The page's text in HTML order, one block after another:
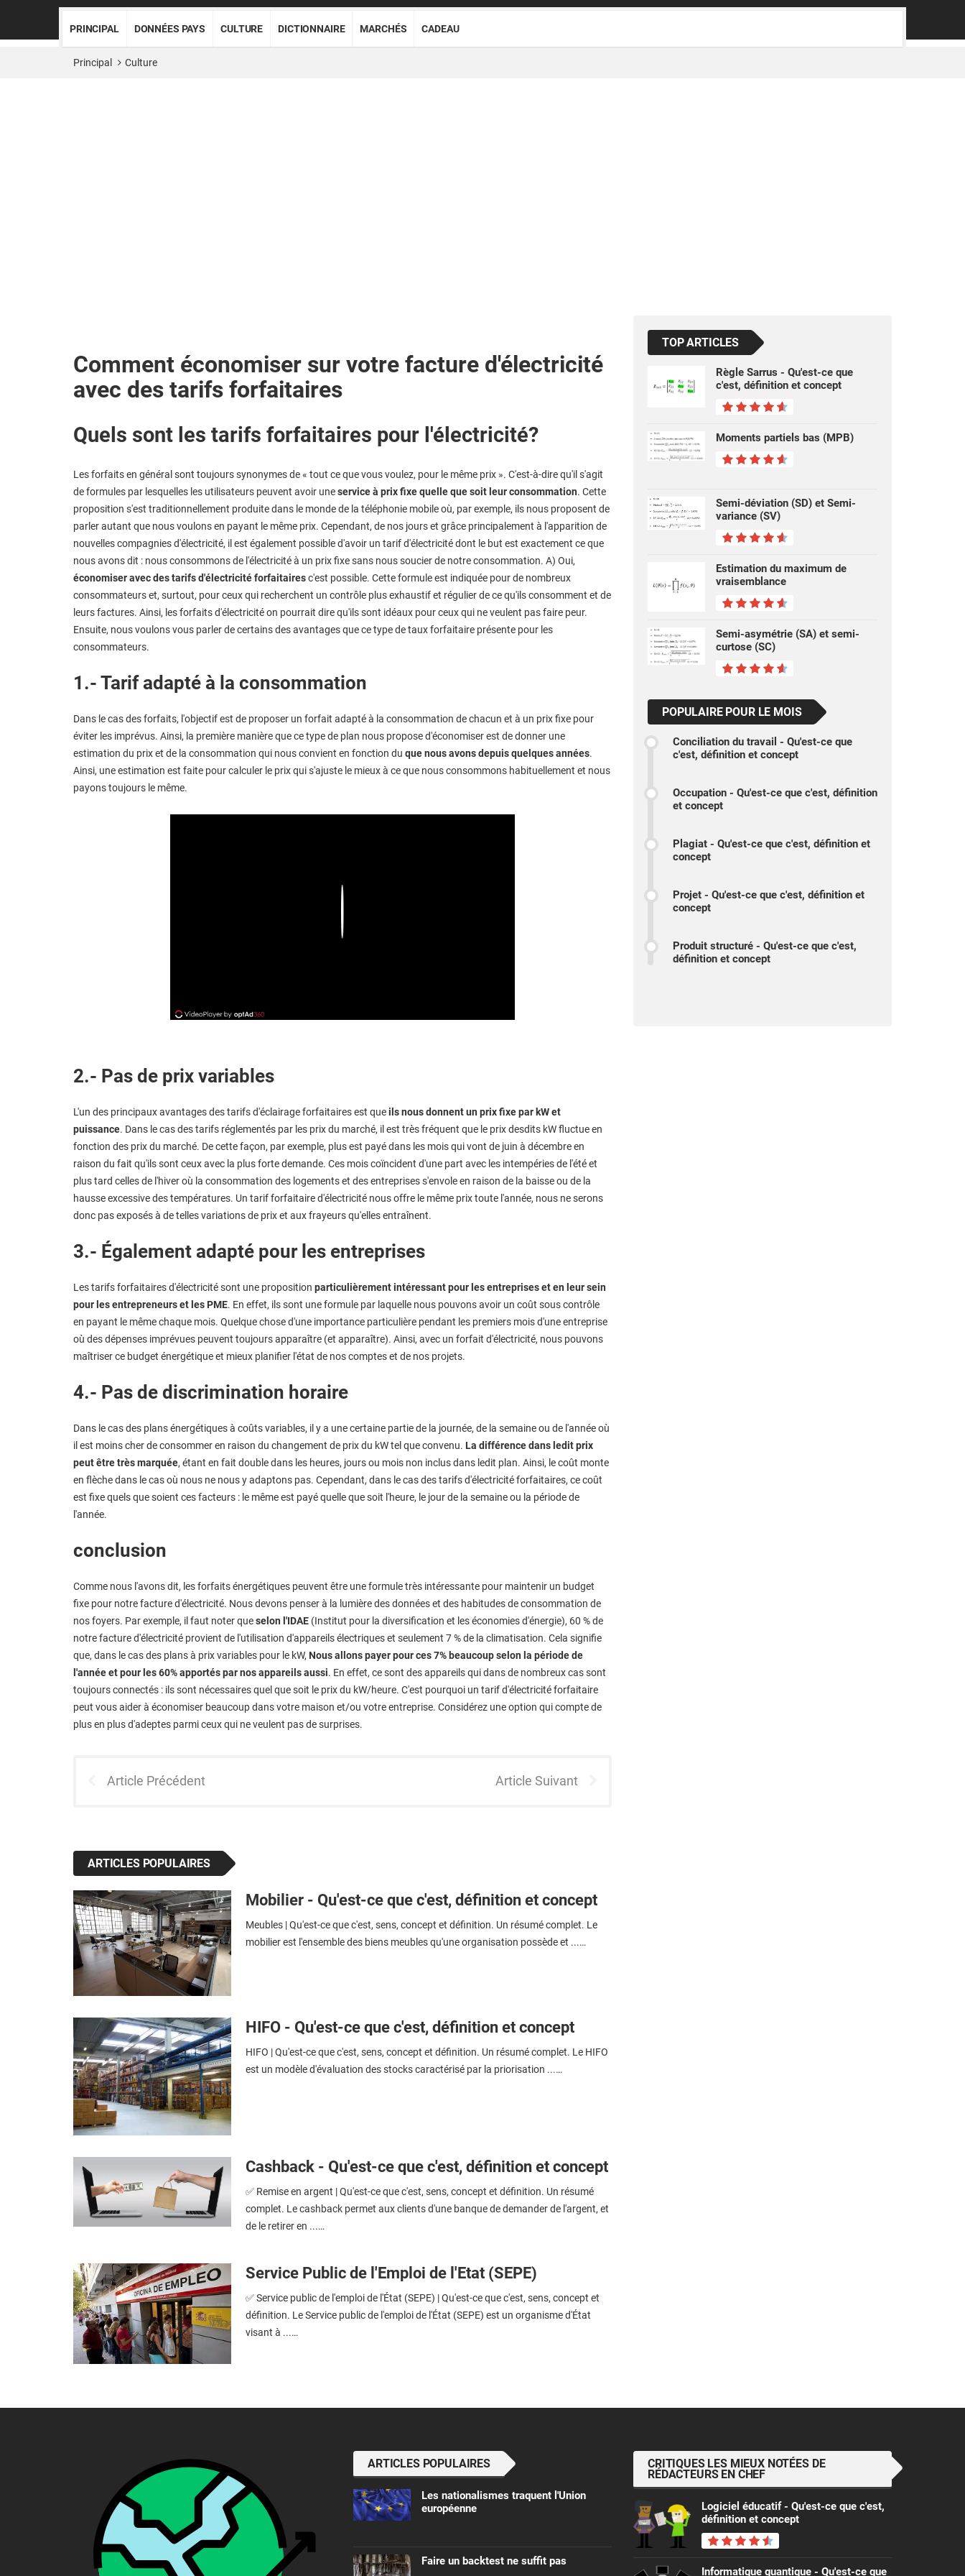
PRINCIPAL DONNÉES PAYS CULTURE DICTIONNAIRE MARCHÉS CADEAU
Principal Culture
Comment économiser sur votre facture d'électricité
avec des tarifs forfaitaires
Quels sont les tarifs forfaitaires pour l'électricité?
Les forfaits en général sont toujours synonymes de « tout ce que vous voulez, pour le même prix ». C'est-à-dire qu'il s'agit
de formules par lesquelles les utilisateurs peuvent avoir uneservice à prix fixe quelle que soit leur consommation. Cette
proposition s'est traditionnellement produite dans le monde de la téléphonie mobile où, par exemple, ils nous proposent de
parler autant que nous voulons en payant le même prix. Cependant, de nos jours et grâce principalement à l'apparition de
nouvelles compagnies d'électricité, il est également possible d'avoir un tarif d'électricité dont le but est exactement ce que
nous avons dit : nous consommons de l'électricité à un prix fixe sans nous soucier de notre consommation. A) Oui,
économiser avec des tarifs d'électricité forfaitairesc'est possible. Cette formule est indiquée pour de nombreux
consommateurs et, surtout, pour ceux qui recherchent un contrôle plus exhaustif et régulier de ce qu'ils consomment et de
leurs factures. Ainsi, les forfaits d'électricité on pourrait dire qu'ils sont idéaux pour ceux qui ne veulent pas faire peur.
Ensuite, nous voulons vous parler de certains des avantages que ce type de taux forfaitaire présente pour les
consommateurs.
1.- Tarif adapté à la consommation
Dans le cas des forfaits, l'objectif est de proposer un forfait adapté à la consommation de chacun et à un prix fixe pour
éviter les imprévus. Ainsi, la première manière que ce type de plan nous propose d'économiser est de donner une
estimation du prix et de la consommation qui nous convient en fonction du que nous avons depuis quelques années.
Ainsi, une estimation est faite pour calculer le prix qui s'ajuste le mieux à ce que nous consommons habituellement et nous
payons toujours le même.
2.- Pas de prix variables
L'un des principaux avantages des tarifs d'éclairage forfaitaires est queils nous donnent un prix fixe par kW et
puissance. Dans le cas des tarifs réglementés par les prix du marché, il est très fréquent que le prix desdits kW fluctue en
fonction des prix du marché. De cette façon, par exemple, plus est payé dans les mois qui vont de juin à décembre en
raison du fait qu'ils sont ceux avec la plus forte demande. Ces mois coïncident d'une part avec les intempéries de l'été et
plus tard celles de l'hiver où la consommation des logements et des entreprises s'envole en raison de la baisse ou de la
hausse excessive des températures. Un tarif forfaitaire d'électricité nous offre le même prix toute l'année, nous ne serons
donc pas exposés à de telles variations de prix et aux frayeurs qu'elles entraînent.
3.- Également adapté pour les entreprises
Les tarifs forfaitaires d'électricité sont une proposition particulièrement intéressant pour les entreprises et en leur sein
pour les entrepreneurs et les PME. En effet, ils sont une formule par laquelle nous pouvons avoir un coût sous contrôle
en payant le même chaque mois. Quelque chose d'une importance particulière pendant les premiers mois d'une entreprise
où des dépenses imprévues peuvent toujours apparaître (et apparaître). Ainsi, avec un forfait d'électricité, nous pouvons
maîtriser ce budget énergétique et mieux planifier l'état de nos comptes et de nos projets.
4.- Pas de discrimination horaire
Dans le cas des plans énergétiques à coûts variables, il y a une certaine partie de la journée, de la semaine ou de l'année où
il est moins cher de consommer en raison du changement de prix du kW tel que convenu. La différence dans ledit prix
peut être très marquée, étant en fait double dans les heures, jours ou mois non inclus dans ledit plan. Ainsi, le coût monte
en flèche dans le cas où nous ne nous y adaptons pas. Cependant, dans le cas des tarifs d'électricité forfaitaires, ce coût
est fixe quels que soient ces facteurs : le même est payé quelle que soit l'heure, le jour de la semaine ou la période de
l'année.
conclusion
Comme nous l'avons dit, les forfaits énergétiques peuvent être une formule très intéressante pour maintenir un budget
fixe pour notre facture d'électricité. Nous devons penser à la lumière des données et des habitudes de consommation de
nos foyers. Par exemple, il faut noter queselon l'IDAE (Institut pour la diversification et les économies d'énergie), 60 % de
notre facture d'électricité provient de l'utilisation d'appareils électriques et seulement 7 % de la climatisation. Cela signifie
que, dans le cas des plans à prix variables pour le kW, Nous allons payer pour ces 7% beaucoup selon la période de
l'année et pour les 60% apportés par nos appareils aussi. En effet, ce sont des appareils qui dans de nombreux cas sont
toujours connectés : ils sont nécessaires quel que soit le prix du kW/heure. C'est pourquoi un tarif d'électricité forfaitaire
peut vous aider à économiser beaucoup dans votre maison et/ou votre entreprise. Considérez une option qui compte de
plus en plus d'adeptes parmi ceux qui ne veulent pas de surprises.
Article Précédent Article Suivant
ARTICLES POPULAIRES
Mobilier - Qu'est-ce que c'est, définition et concept
Meubles | Qu'est-ce que c'est, sens, concept et définition. Un résumé complet. Le
mobilier est l'ensemble des biens meubles qu'une organisation possède et ...…
HIFO - Qu'est-ce que c'est, définition et concept
HIFO | Qu'est-ce que c'est, sens, concept et définition. Un résumé complet. Le HIFO
est un modèle d'évaluation des stocks caractérisé par la priorisation ...…
Cashback - Qu'est-ce que c'est, définition et concept
✅ Remise en argent | Qu'est-ce que c'est, sens, concept et définition. Un résumé
complet. Le cashback permet aux clients d'une banque de demander de l'argent, et
de le retirer en ...…
Service Public de l'Emploi de l'Etat (SEPE)
✅ Service public de l'emploi de l'État (SEPE) | Qu'est-ce que c'est, sens, concept et
définition. Le Service public de l'emploi de l'État (SEPE) est un organisme d'État
visant à ...…
TOP ARTICLES
Règle Sarrus - Qu'est-ce que
c'est, définition et concept
Moments partiels bas (MPB)
Semi-déviation (SD) et Semi-
variance (SV)
Estimation du maximum de
vraisemblance
Semi-asymétrie (SA) et semi-
curtose (SC)
POPULAIRE POUR LE MOIS
Conciliation du travail - Qu'est-ce que
c'est, définition et concept
Occupation - Qu'est-ce que c'est, définition
et concept
Plagiat - Qu'est-ce que c'est, définition et
concept
Projet - Qu'est-ce que c'est, définition et
concept
Produit structuré - Qu'est-ce que c'est,
définition et concept
ARTICLES POPULAIRES
Les nationalismes traquent l'Union
européenne
Faire un backtest ne suffit pas
CRITIQUES LES MIEUX NOTÉES DE
RÉDACTEURS EN CHEF
Logiciel éducatif - Qu'est-ce que c'est,
définition et concept
Informatique quantique - Qu'est-ce que